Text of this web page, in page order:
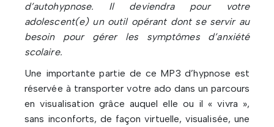
d’autohypnose. Il deviendra pour votre
adolescent(e) un outil opérant dont se servir au
besoin pour gérer les symptômes d’anxiété
scolaire.
Une importante partie de ce MP3 d’hypnose est
réservée à transporter votre ado dans un parcours
en visualisation grâce auquel elle ou il « vivra »,
sans inconforts, de façon virtuelle, visualisée, une